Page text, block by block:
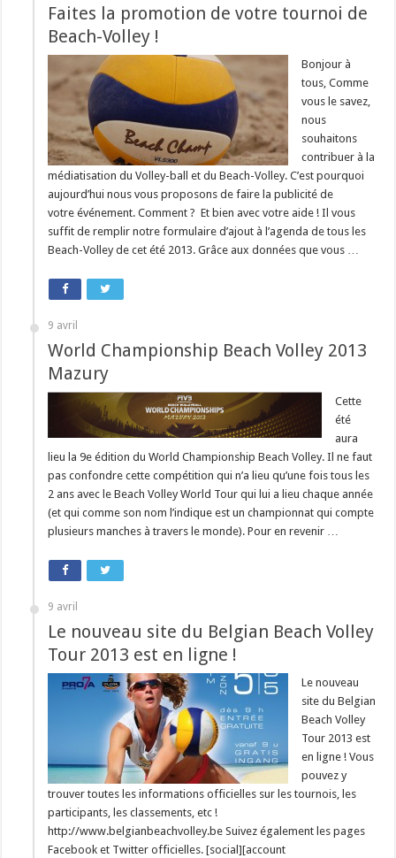
Faites la promotion de votre tournoi de
Beach-Volley !
Bonjour à
tous, Comme
vous le savez,
nous
souhaitons
contribuer à la
médiatisation du Volley-ball et du Beach-Volley. C’est pourquoi
aujourd’hui nous vous proposons de faire la publicité de
votre événement. Comment ? Et bien avec votre aide ! Il vous
suffit de remplir notre formulaire d’ajout à l’agenda de tous les
Beach-Volley de cet été 2013. Grâce aux données que vous …
9 avril
World Championship Beach Volley 2013
Mazury
Cette
été
aura
lieu la 9e édition du World Championship Beach Volley. Il ne faut
pas confondre cette compétition qui n’a lieu qu’une fois tous les
2 ans avec le Beach Volley World Tour qui lui a lieu chaque année
(et qui comme son nom l’indique est un championnat qui compte
plusieurs manches à travers le monde). Pour en revenir …
9 avril
Le nouveau site du Belgian Beach Volley
Tour 2013 est en ligne !
Le nouveau
site du Belgian
Beach Volley
Tour 2013 est
en ligne ! Vous
pouvez y
trouver toutes les informations officielles sur les tournois, les
participants, les classements, etc !
http://www.belgianbeachvolley.be Suivez également les pages
Facebook et Twitter officielles. [social][account